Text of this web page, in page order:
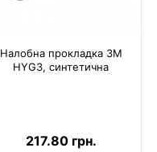
Налобна прокладка 3M
HYG3, синтетична
217.80 грн.